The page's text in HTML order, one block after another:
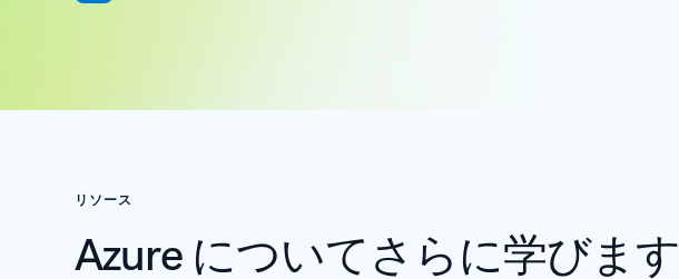
リソース
Azure についてさらに学びます